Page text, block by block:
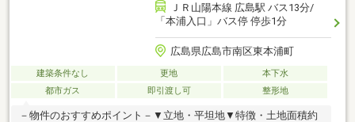
ＪＲ山陽本線 広島駅 バス13分/
「本浦入口」バス停 停歩1分
広島県広島市南区東本浦町
建築条件なし 更地
本下水
都市ガス
即引渡し可 整形地
－物件のおすすめポイント－▼立地・平坦地▼特徴・土地面積約